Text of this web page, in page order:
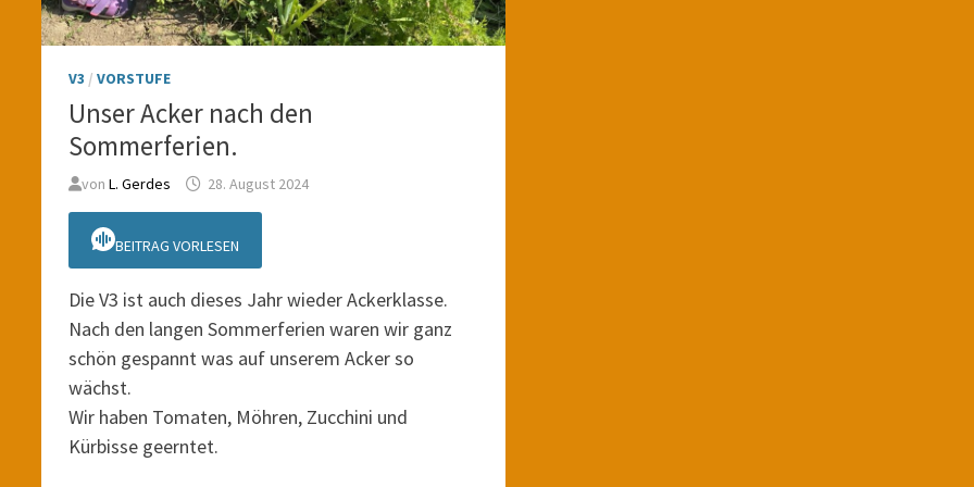
V3 /VORSTUFE
Unser Acker nach den
Sommerferien.
vonL. Gerdes 28. August 2024
BEITRAG VORLESEN
Die V3 ist auch dieses Jahr wieder Ackerklasse.
Nach den langen Sommerferien waren wir ganz
schön gespannt was auf unserem Acker so
wächst.
Wir haben Tomaten, Möhren, Zucchini und
Kürbisse geerntet.